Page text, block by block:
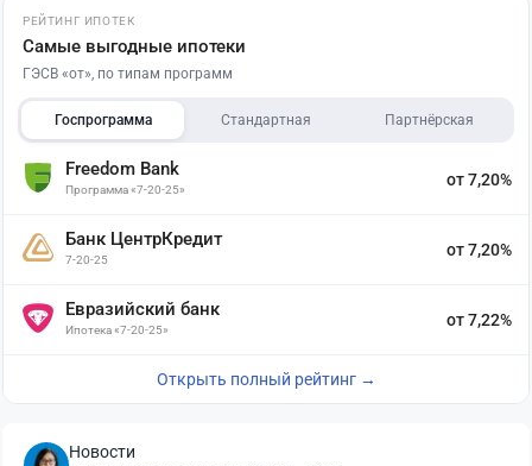
РЕЙТИНГ ИПОТЕК
Самые выгодные ипотеки
ГЭСВ «от», по типам программ
Госпрограмма Стандартная Партнёрская
Freedom Bank
Программа «7-20-25»
от 7,20%
Банк ЦентрКредит
7-20-25
от 7,20%
Евразийский банк
Ипотека «7-20-25»
от 7,22%
Открыть полный рейтинг →
Новости